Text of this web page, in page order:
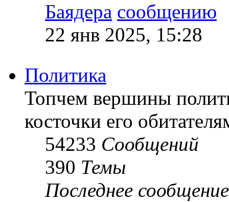
Баядера
22 янв 2025, 15:28
Политика
Топчем вершины
косточки его
54233 Сообщений
390 Темы
Последнее сообщение